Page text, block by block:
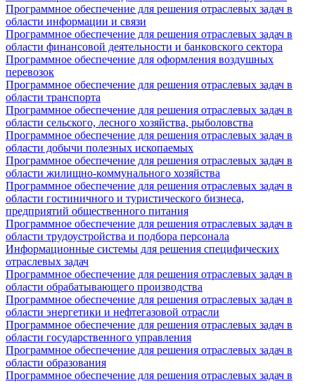
Программное обеспечение для решения отраслевых задач в
области информации и связи
Программное обеспечение для решения отраслевых задач в
области финансовой деятельности и банковского сектора
Программное обеспечение для оформления воздушных
перевозок
Программное обеспечение для решения отраслевых задач в
области транспорта
Программное обеспечение для решения отраслевых задач в
области сельского, лесного хозяйства, рыболовства
Программное обеспечение для решения отраслевых задач в
области добычи полезных ископаемых
Программное обеспечение для решения отраслевых задач в
области жилищно-коммунального хозяйства
Программное обеспечение для решения отраслевых задач в
области гостиничного и туристического бизнеса,
предприятий общественного питания
Программное обеспечение для решения отраслевых задач в
области трудоустройства и подбора персонала
Информационные системы для решения специфических
отраслевых задач
Программное обеспечение для решения отраслевых задач в
области обрабатывающего производства
Программное обеспечение для решения отраслевых задач в
области энергетики и нефтегазовой отрасли
Программное обеспечение для решения отраслевых задач в
области государственного управления
Программное обеспечение для решения отраслевых задач в
области образования
Программное обеспечение для решения отраслевых задач в